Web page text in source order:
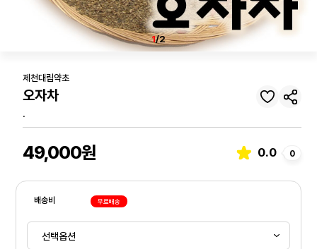
1/2
제천대림약초
오자차
.
49,000원 0.0 0
배송비 무료배송